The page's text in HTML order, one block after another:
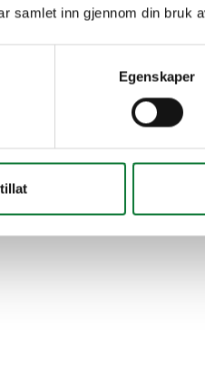
samlet inn gjennom din bruk
Egenskaper